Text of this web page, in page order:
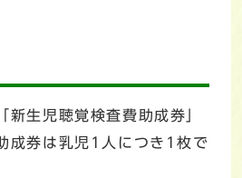
生児聴覚検査費助成券」
成券は乳児1人につき1枚で